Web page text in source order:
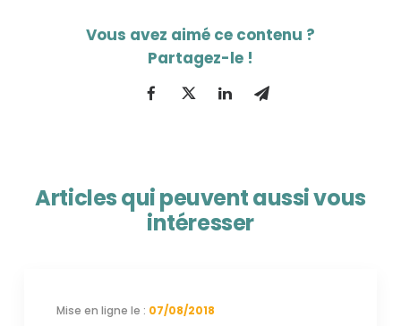
Articles qui peuvent aussi vous
intéresser
07/08/2018